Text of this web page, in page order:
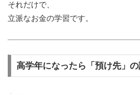
それだけで、
立派なお金の学習です。
高学年になったら「預け先」の